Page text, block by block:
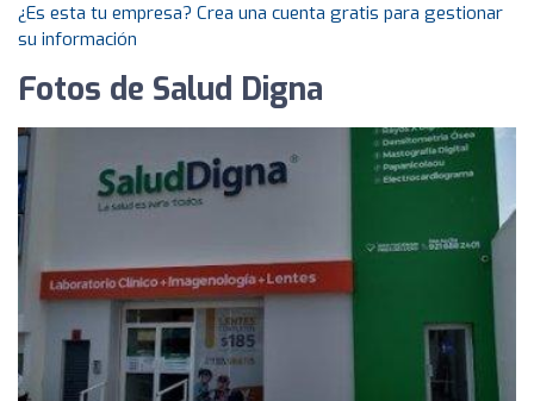
¿Es esta tu empresa? Crea una cuenta gratis para gestionar
su información
Fotos de Salud Digna